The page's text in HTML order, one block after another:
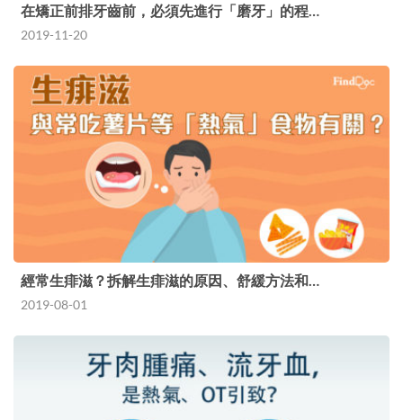
在矯正前排牙齒前，必須先進行「磨牙」的程…
2019-11-20
經常生痱滋？拆解生痱滋的原因、舒緩方法和…
2019-08-01